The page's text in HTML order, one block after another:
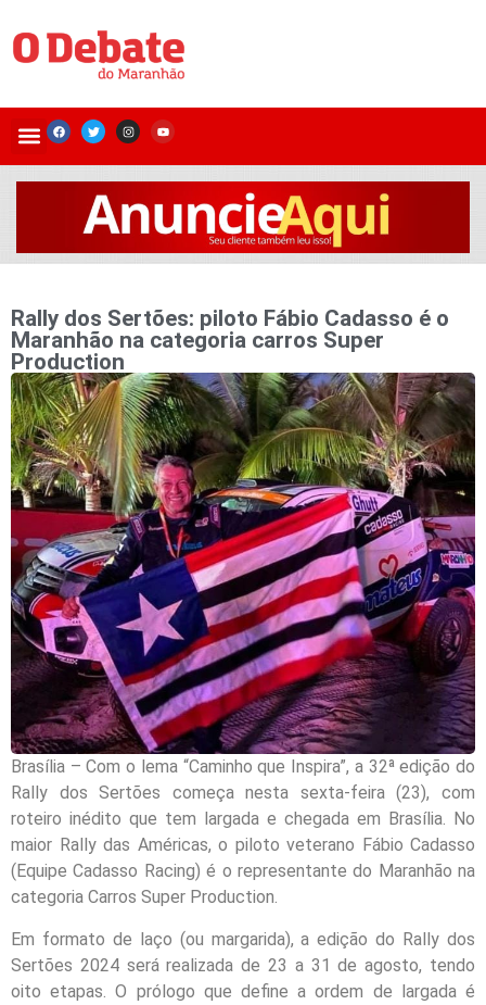
Rally dos Sertões: piloto Fábio Cadasso é o
Maranhão na categoria carros Super
Production
Brasília – Com o lema “Caminho que Inspira”, a 32ª edição do
Rally dos Sertões começa nesta sexta-feira (23), com
roteiro inédito que tem largada e chegada em Brasília. No
maior Rally das Américas, o piloto veterano Fábio Cadasso
(Equipe Cadasso Racing) é o representante do Maranhão na
categoria Carros Super Production.
Em formato de laço (ou margarida), a edição do Rally dos
Sertões 2024 será realizada de 23 a 31 de agosto, tendo
oito etapas. O prólogo que define a ordem de largada é